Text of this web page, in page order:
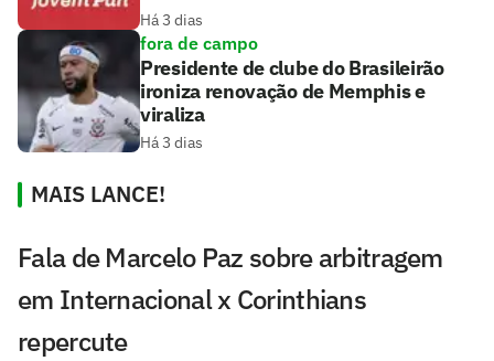
Há 3 dias
fora de campo
Presidente de clube do Brasileirão
ironiza renovação de Memphis e
viraliza
Há 3 dias
MAIS LANCE!
Fala de Marcelo Paz sobre arbitragem
em Internacional x Corinthians
repercute